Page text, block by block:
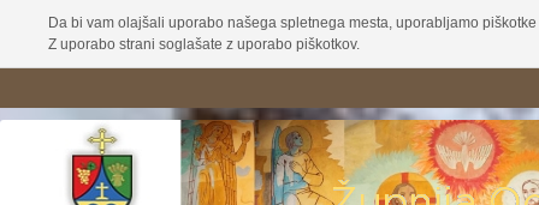
Da bi vam olajšali uporabo našega spletnega mesta, uporabljamo
Z uporabo strani soglašate z uporabo piškotkov.